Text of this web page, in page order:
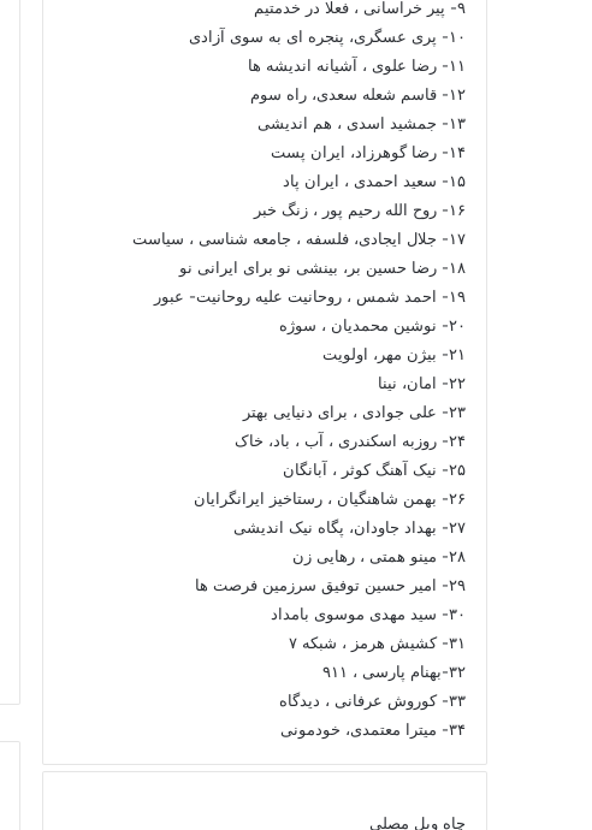
۹- پیر خراسانی ، فعلا در خدمتیم
۱۰- پری عسگری، پنجره ای به سوی آزادی
۱۱- رضا علوی ، آشیانه اندیشه ها
۱۲- قاسم شعله سعدی، راه سوم
۱۳- جمشید اسدی ، هم اندیشی
۱۴- رضا گوهرزاد، ایران پست
۱۵- سعید احمدی ، ایران پاد
۱۶- روح الله رحیم پور ، زنگ خبر
۱۷- جلال ایجادی، فلسفه ، جامعه شناسی ، سیاست
۱۸- رضا حسین بر، بینشی نو برای ایرانی نو
۱۹- احمد شمس ، روحانیت علیه روحانیت- عبور
۲۰- نوشین محمدیان ، سوژه
۲۱- بیژن مهر، اولویت
۲۲- امان، نینا
۲۳- علی جوادی ، برای دنیایی بهتر
۲۴- روزبه اسکندری ، آب ، باد، خاک
۲۵- نیک آهنگ کوثر ، آبانگان
۲۶- بهمن شاهنگیان ، رستاخیز ایرانگرایان
۲۷- بهداد جاودان، پگاه نیک اندیشی
۲۸- مینو همتی ، رهایی زن
۲۹- امیر حسین توفیق سرزمین فرصت ها
۳۰- سید مهدی موسوی بامداد
۳۱- کشیش هرمز ، شبکه ۷
۳۲-بهنام پارسی ، ۹۱۱
۳۳- کوروش عرفانی ، دیدگاه
۳۴- میترا معتمدی، خودمونی
چاه ویل مصلی